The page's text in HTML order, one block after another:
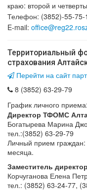
краю: второй и
Телефон: (3852)-55-75-
E-mail:
Территориальный
страхования
Перейти на сайт
8 (3852) 63-29-79
График личного приема:
Директор ТФОМС
Богатырева Марина
тел.:(3852) 63-29-79
Личный прием
месяца.
Заместитель
Корчуганова Елена
тел.: (3852) 63-24-77,